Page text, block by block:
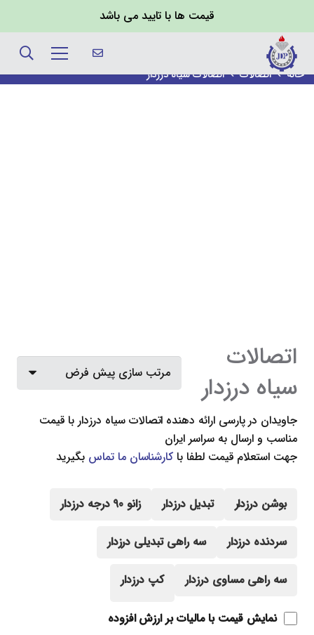
اتصالات سیاه درزدار
خانه اتصالات اتصالات سیاه درزدار
اتصالات
سیاه درزدار
جاویدان در پارسی ارائه دهنده اتصالات سیاه درزداربا قیمت
مناسب و ارسال به سراسر ایران
جهت استعلام قیمت لطفا با کارشناسان ما تماس بگیرید
بوشن درزدار تبدیل درزدار زانو 90 درجه درزدار
سردنده درزدار سه راهی تبدیلی درزدار
سه راهی مساوی درزدار کپ درزدار
نمایش قیمت با مالیات بر ارزش افزوده
قیمت ها با تایید می باشد